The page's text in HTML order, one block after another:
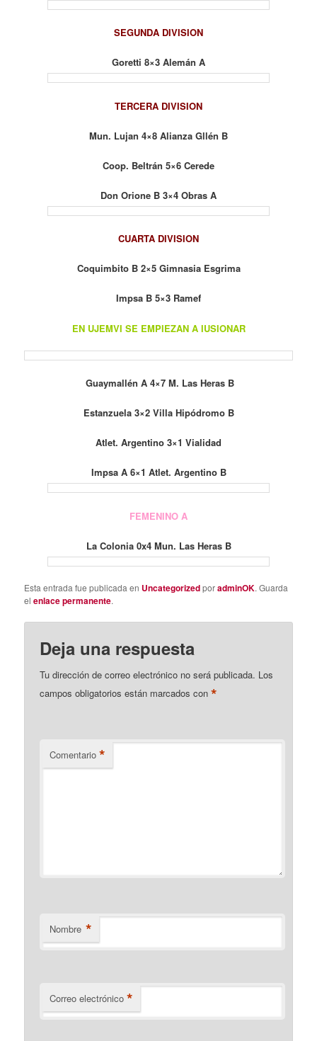
SEGUNDA DIVISION
Goretti 8×3 Alemán A
TERCERA DIVISION
Mun. Lujan 4×8 Alianza Gllén B
Coop. Beltrán 5×6 Cerede
Don Orione B 3×4 Obras A
CUARTA DIVISION
Coquimbito B 2×5 Gimnasia Esgrima
Impsa B 5×3 Ramef
EN UJEMVI SE EMPIEZAN A IUSIONAR
Guaymallén A 4×7 M. Las Heras B
Estanzuela 3×2 Villa Hipódromo B
Atlet. Argentino 3×1 Vialidad
Impsa A 6×1 Atlet. Argentino B
FEMENINO A
La Colonia 0x4 Mun. Las Heras B
Esta entrada fue publicada en UncategorizedporadminOK. Guarda
elenlace permanente.
Deja una respuesta
Tu dirección de correo electrónico no será publicada. Los
campos obligatorios están marcados con*
Comentario *
Nombre *
Correo electrónico *